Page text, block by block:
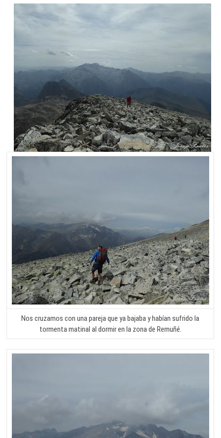
Nos cruzamos con una pareja que ya bajaba y habían sufrido la
tormenta matinal al dormir en la zona de Remuñé.